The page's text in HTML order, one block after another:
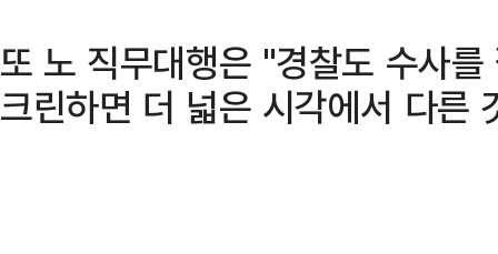
또 노 직무대행은 "경찰도 수사
크린하면 더 넓은 시각에서 다른